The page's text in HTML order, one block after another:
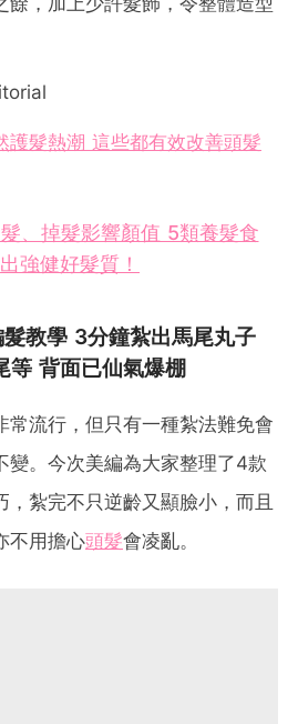
護髮熱潮 這些都有效改善頭髮
髮、掉髮影響顏值 5類養髮食
強健好髮質！
教學 3分鐘紮出馬尾丸子
等 背面已仙氣爆棚
常流行，但只有一種紮法難免會
變。今次美編為大家整理了4款
，紮完不只逆齡又顯臉小，而且
不用擔心頭髮會凌亂。